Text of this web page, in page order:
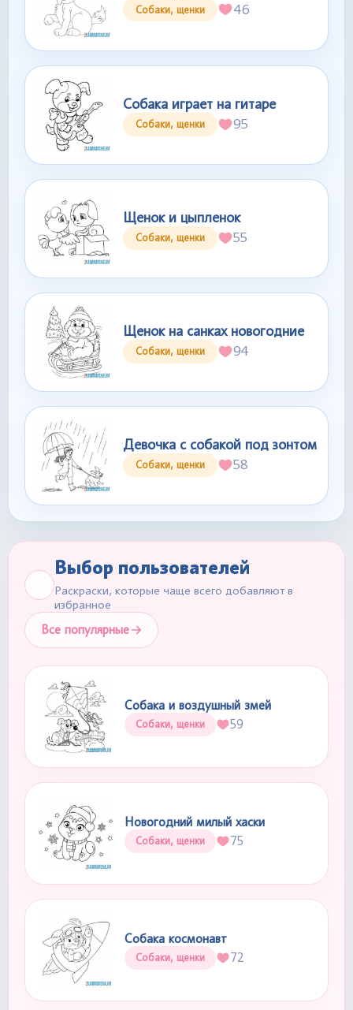
Собаки, щенки 46
Собака играет на гитаре
Собаки, щенки 95
Щенок и цыпленок
Собаки, щенки 55
Щенок на санках новогодние
Собаки, щенки 94
Девочка с собакой под зонтом
Собаки, щенки 58
Выбор пользователей
Раскраски, которые чаще всего добавляют в
избранное
Все популярные
Собака и воздушный змей
Собаки, щенки 59
Новогодний милый хаски
Собаки, щенки 75
Собака космонавт
Собаки, щенки 72